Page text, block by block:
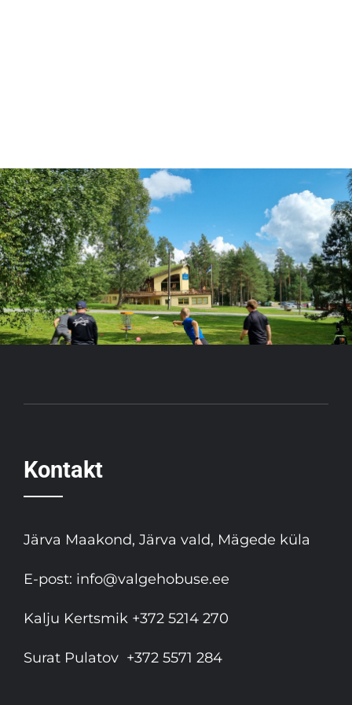
Kontakt
Järva Maakond, Järva vald, Mägede küla
E-post: info@valgehobuse.ee
Kalju Kertsmik +372 5214 270
Surat Pulatov +372 5571 284